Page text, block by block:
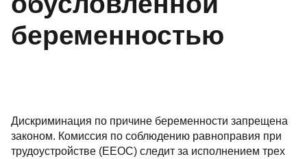
беременностью
Дискриминация по причине беременности запрещена
законом. Комиссия по соблюдению равноправия при
трудоустройстве (EEOC) следит за исполнением трех